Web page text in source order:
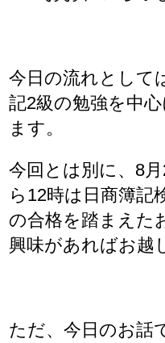
今日の流れとして
記2級の勉強を中
ます。
今回とは別に、8
ら12時は日商簿記
の合格を踏まえた
興味があればお越
ただ、今日のお話